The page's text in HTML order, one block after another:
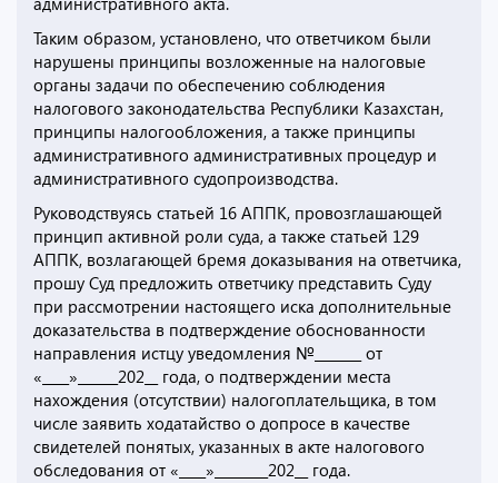
Таким образом, установлено, что ответчиком были
нарушены принципы возложенные на налоговые
органы задачи по обеспечению соблюдения
налогового законодательства Республики Казахстан,
принципы налогообложения, а также принципы
административного административных процедур и
административного судопроизводства.
Руководствуясь статьей 16 АППК, провозглашающей
принцип активной роли суда, а также статьей 129
АППК, возлагающей бремя доказывания на ответчика,
прошу Суд предложить ответчику представить Суду
при рассмотрении настоящего иска дополнительные
доказательства в подтверждение обоснованности
направления истцу уведомления №_______ от
«____»______202__ года, о подтверждении места
нахождения (отсутствии) налогоплательщика, в том
числе заявить ходатайство о допросе в качестве
свидетелей понятых, указанных в акте налогового
обследования от «____»________202__ года.